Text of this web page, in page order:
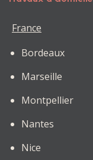
France
Bordeaux
Marseille
Montpellier
Nantes
Nice